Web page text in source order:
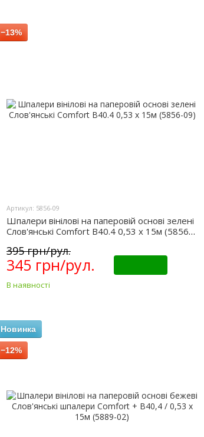
−13%
Артикул: 5856-09
Шпалери вінілові на паперовій основі зелені
Слов'янські Comfort B40.4 0,53 х 15м (5856-
395 грн/рул.
345 грн/рул.
В наявності
Новинка
−12%